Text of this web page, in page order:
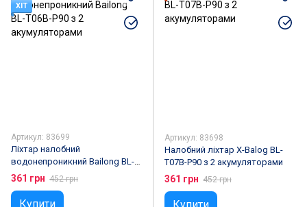
ХІТ
Артикул: 83699
Ліхтар налобний
водонепроникний Bailong BL-
T06B-P90 з 2 акумуляторами
361 грн 452 грн
Купити
Артикул: 83698
Налобний ліхтар X-Balog BL-
T07B-P90 з 2 акумуляторами
361 грн 452 грн